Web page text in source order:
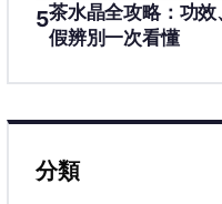
5茶水晶全攻略：功
假辨別一次看懂
分類